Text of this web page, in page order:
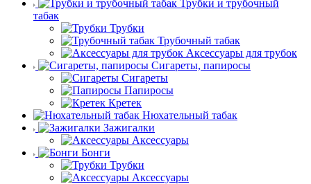
Трубки и трубочный
табак
Трубки
Трубочный табак
Аксессуары для трубок
Сигареты, папиросы
Сигареты
Папиросы
Кретек
Нюхательный табак
Зажигалки
Аксессуары
Бонги
Трубки
Аксессуары